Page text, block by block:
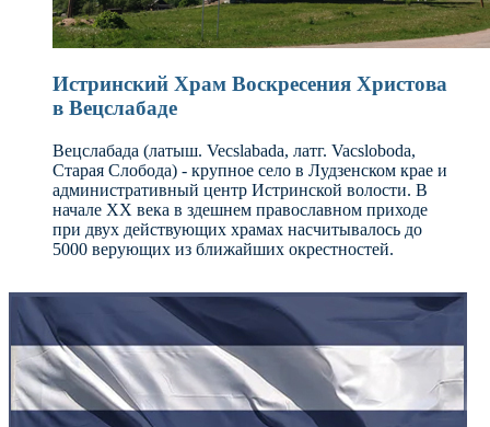
Истринский Храм Воскресения Христова
в Вецслабаде
Вецслабада (латыш. Vecslabada, латг. Vacsloboda,
Старая Слобода) - крупное село в Лудзенском крае и
административный центр Истринской волости. В
начале XX века в здешнем православном приходе
при двух действующих храмах насчитывалось до
5000 верующих из ближайших окрестностей.